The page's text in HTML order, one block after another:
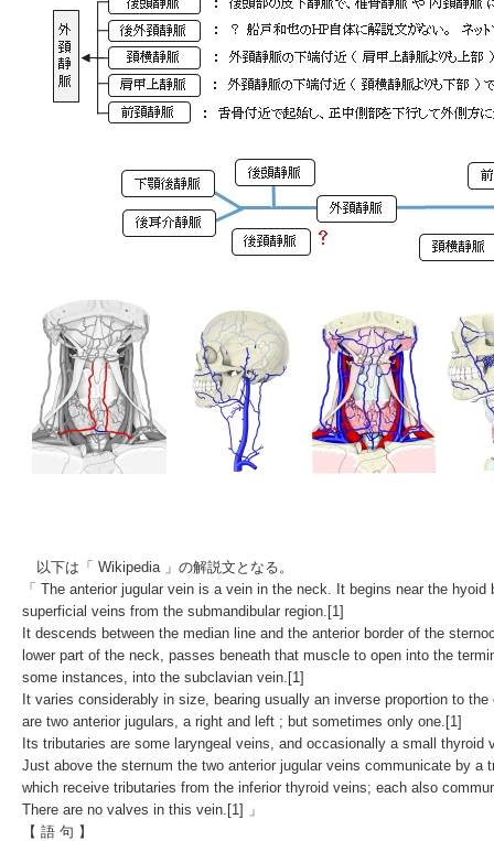
以下は「 Wikipedia」の解説文となる。
「 The anterior jugular vein is a veinin the neck. It begins near the hyoid
superficial veins from the submandibularregion. [1]
It descends between the median lineand the anterior border of the
lower part of the neck, passes beneath that muscle to open into the
some instances, into the subclavian vein. [1]
It varies considerably in size, bearing usually an inverse proportion tothe
are two anterior jugulars, a right and left ; but sometimes only one. [1]
Its tributaries are some laryngeal veins, and occasionally a small thyroid
Just above the sternum the two anterior jugular veins communicate by a
which receive tributaries from the inferior thyroid veins; each also
There are no valves in this vein. [1]
」
【 語 句 】